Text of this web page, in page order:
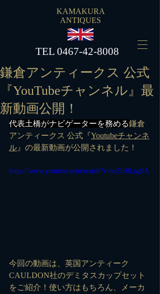
KAMAKURA
ANTIQUES
​TEL 0467-42-8008
鎌倉アンティークス 公式
『YouTubeチャンネル』最
新動画公開！
代表土橋がナビゲーターを務める鎌倉
アンティークス 公式『Youtubeチャンネ
ル 』の最新動画が公開されました！
https://www.youtube.com/watch?v=hs5l18Lng9A
今回の動画は、英国アンティーク
CAULDON社のデミタスカップセット
をご紹介！使い方はもちろん、メーカ